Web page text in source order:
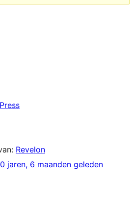
Revelon
jaren, 6 maanden geleden